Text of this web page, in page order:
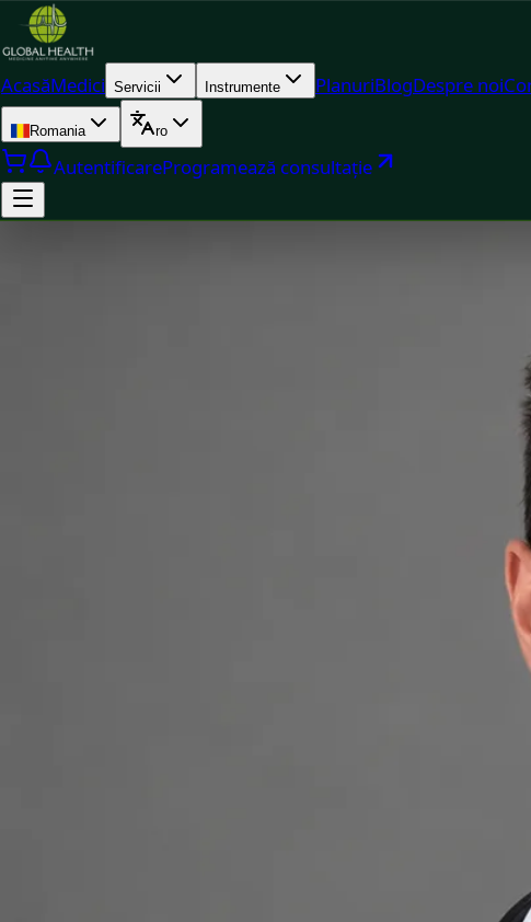
AcasăMedici Servicii Instrumente PlanuriBlogDespre noi
Romania ro
AutentificareProgramează consultație
Dr Robert Gabriel Brindus — Medic de Familie, Global Health